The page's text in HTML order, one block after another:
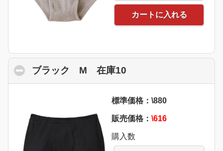
カートに入れる
ブラック M 在庫10
標準価格：\880
販売価格： \616
購入数